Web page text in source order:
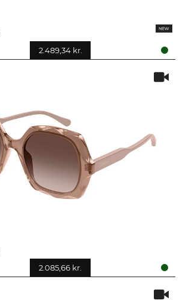
2.489,34 kr.
2.085,66 kr.